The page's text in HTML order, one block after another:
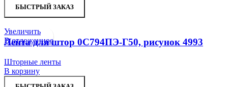
БЫСТРЫЙ ЗАКАЗ
Увеличить
В отложенное
Лента для штор 0С794ПЭ-Г50, рисунок 4993
Шторные ленты
В корзину